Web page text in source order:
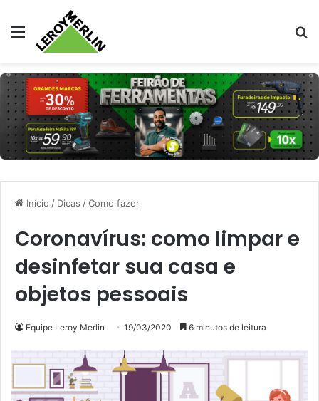
Menu
Início / Dicas /Como fazer
Coronavírus: como limpar e
desinfetar sua casa e
objetos pessoais
Equipe Leroy Merlin 19/03/2020 6 minutos de leitura